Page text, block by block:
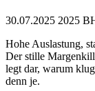
30.07.2025 2025
Hohe Auslastung,
Der stille
legt dar, warum
denn je.